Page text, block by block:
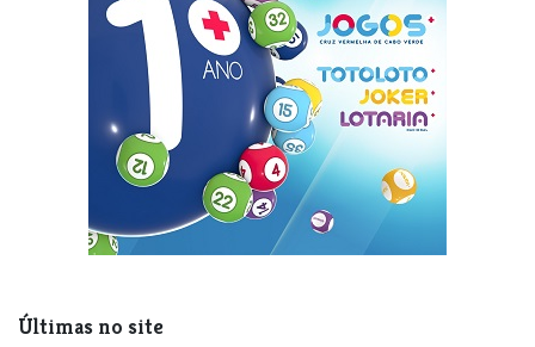
Últimas no site